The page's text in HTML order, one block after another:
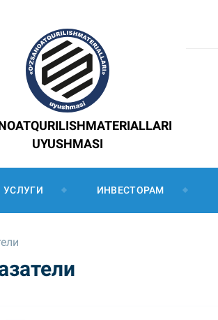
UYUSHMASI
УСЛУГИ ИНВЕСТОРАМ